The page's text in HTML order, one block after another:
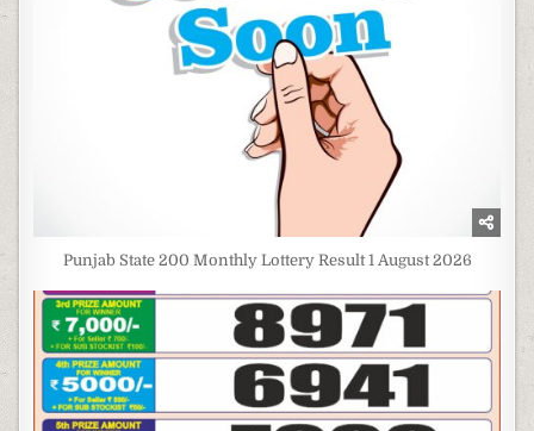
Punjab State 200 Monthly Lottery Result 1 August 2026